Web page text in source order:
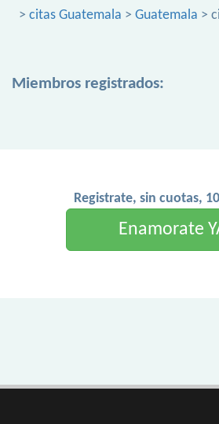
> citas Guatemala > Guatemala >
Miembros registrados:
Registrate, sin cuotas,
Enamorate